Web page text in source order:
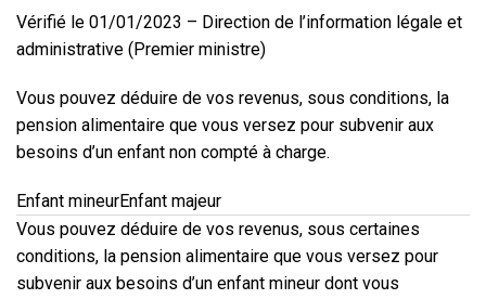
Vérifié le 01/01/2023 – Direction de l’information légale et
administrative (Premier ministre)
Vous pouvez déduire de vos revenus, sous conditions, la
pension alimentaire que vous versez pour subvenir aux
besoins d’un enfant non compté à charge.
Enfant mineurEnfant majeur
Vous pouvez déduire de vos revenus, sous certaines
conditions, la pension alimentaire que vous versez pour
subvenir aux besoins d’un enfant mineur dont vous